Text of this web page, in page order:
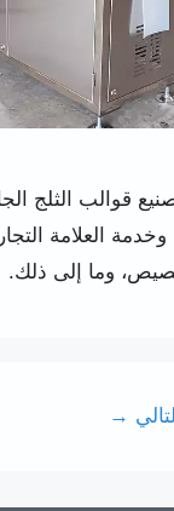
قوالب الثلج
وخدمة العلامة
وما إلى ذلك.
التالي →